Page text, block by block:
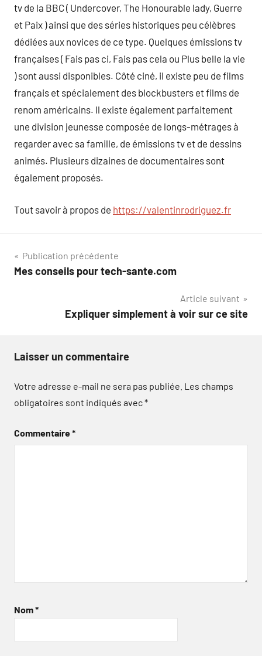
tv de la BBC ( Undercover, The Honourable lady, Guerre
et Paix ) ainsi que des séries historiques peu célèbres
dédiées aux novices de ce type. Quelques émissions tv
françaises ( Fais pas ci, Fais pas cela ou Plus belle la vie
) sont aussi disponibles. Côté ciné, il existe peu de films
français et spécialement des blockbusters et films de
renom américains. Il existe également parfaitement
une division jeunesse composée de longs-métrages à
regarder avec sa famille, de émissions tv et de dessins
animés. Plusieurs dizaines de documentaires sont
également proposés.
Tout savoir à propos de https://valentinrodriguez.fr
Navigation
de
Publication précédente
Mes conseils pour tech-sante.com
Article suivant
Expliquer simplement à voir sur ce site
Laisser un commentaire
Votre adresse e-mail ne sera pas publiée. Les champs
obligatoires sont indiqués avec*
Commentaire*
Nom*